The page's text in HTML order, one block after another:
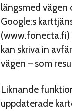
längsmed vägen
Google:s
(www.fonecta.fi)
kan skriva in
vägen – som
Liknande
uppdaterade